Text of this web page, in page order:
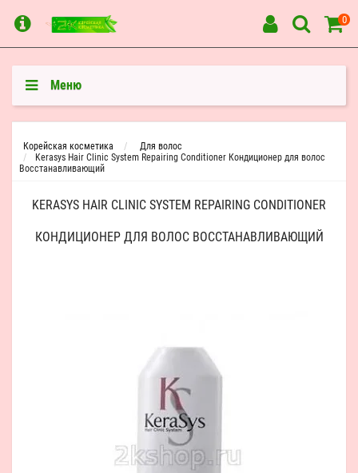
0
Меню
Корейская косметика
Для волос
Kerasys Hair Clinic System Repairing Conditioner Кондиционер для волос
Восстанавливающий
KERASYS HAIR CLINIC SYSTEM REPAIRING CONDITIONER
КОНДИЦИОНЕР ДЛЯ ВОЛОС ВОССТАНАВЛИВАЮЩИЙ